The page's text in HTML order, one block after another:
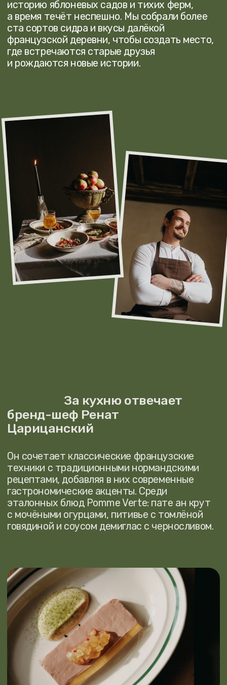
За кухню отвечает
бренд-шеф Ренат
Царицанский
Он сочетает классические французские
техники с традиционными нормандскими
рецептами, добавляя в них современные
гастрономические акценты. Среди
эталонных блюд Pomme Verte: пате ан крут
с мочёными огурцами, питивье с томлёной
говядиной и соусом демиглас с черносливом.
И мы трепетно следуем этому правилу.
Мы берём проверенные столетиями рецепты,
сохраняя суть, но добавляем современное
видение. Наша кухня — это не просто еда,
Тёплая, настоящая и душевная,
она отражает всё, чем живёт
этот край: яблоневые сады,
зелёные пастбища, солёные
ветры и традиции, передающиеся
из поколения в поколение.